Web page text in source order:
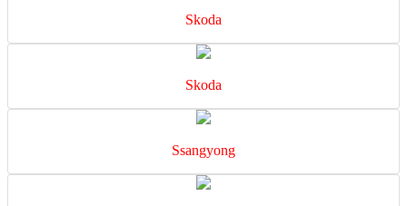
Skoda
Skoda
Ssangyong